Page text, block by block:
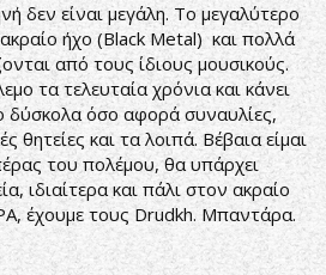
δεν είναι μεγάλη. Το μεγαλύτερο
ήχο (Black Metal) και πολλά
από τους ίδιους μουσικούς.
τα τελευταία χρόνια και κάνει
δύσκολα όσο αφορά συναυλίες,
θητείες και τα λοιπά. Βέβαια είμαι
του πολέμου, θα υπάρχει
ιδιαίτερα και πάλι στον ακραίο
έχουμε τους Drudkh. Μπαντάρα.